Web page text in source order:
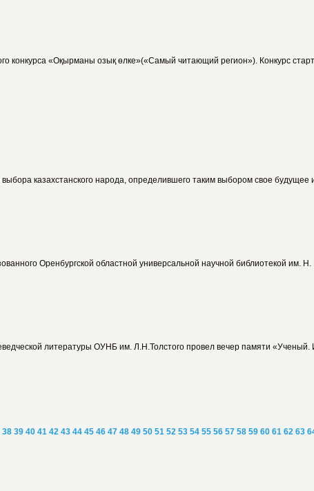
конкурса «Оқырманы озық өлке»(«Самый читающий регион»). Конкурс
казахстанского народа, определившего таким выбором свое
Оренбургской областной универсальной научной библиотекой им.
литературы ОУНБ им. Л.Н.Толстого провел вечер памяти
38 39 40 41 42 43 44 45 46 47 48 49 50 51 52 53 54 55 56 57 58 59 60 61 62 63